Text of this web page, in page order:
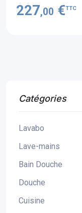
Catégories
Lavabo
Lave-mains
Bain Douche
Douche
Cuisine
227,00 €TTC